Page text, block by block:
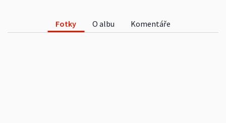
Fotky O albu Komentáře